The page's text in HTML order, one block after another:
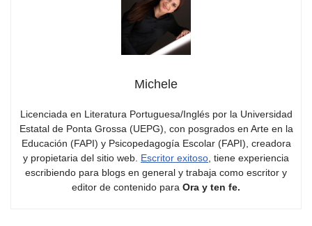
Michele
Licenciada en Literatura Portuguesa/Inglés por la Universidad
Estatal de Ponta Grossa (UEPG), con posgrados en Arte en la
Educación (FAPI) y Psicopedagogía Escolar (FAPI), creadora
y propietaria del sitio web. Escritor exitoso , tiene experiencia
escribiendo para blogs en general y trabaja como escritor y
editor de contenido para Ora y ten fe.